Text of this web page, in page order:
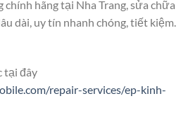
chính hãng tại Nha Trang, sửa chữa
dài, uy tín nhanh chóng, tiết kiệm.
tại đây
repair-services/ep-kinh-